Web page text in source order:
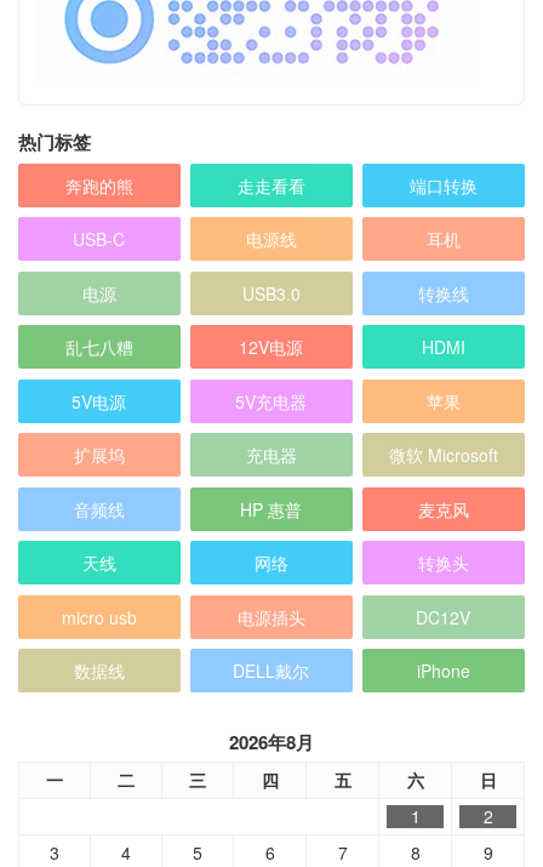
热门标签
奔跑的熊 走走看看 端口转换
USB-C 电源线 耳机
电源 USB3.0 转换线
乱七八糟 12V电源 HDMI
5V电源 5V充电器 苹果
扩展坞 充电器 微软 Microsoft
音频线 HP 惠普 麦克风
天线 网络 转换头
micro usb 电源插头 DC12V
数据线 DELL戴尔 iPhone
2026年8月
一 二 三 四 五 六 日
1
2
3
4 5 6 7 8
9